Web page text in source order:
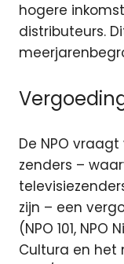
hogere
distributeurs.
De NPO
zenders –
zijn – een
(NPO 101, NPO
Cultura en het